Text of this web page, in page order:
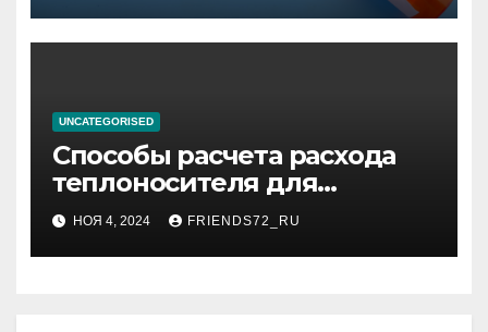
UNCATEGORISED
Способы расчета расхода
теплоносителя для
системы отопления
НОЯ 4, 2024 FRIENDS72_RU